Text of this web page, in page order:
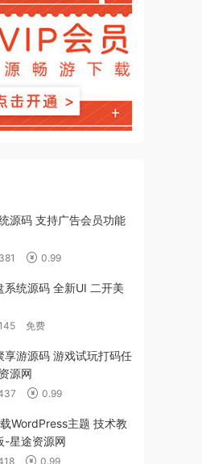
源码 支持广告会员功能
381 0.99
系统源码 全新UI 二开美
免费
享游源码 游戏试玩打码任
源网
0.99
WordPress主题 技术教
-星途资源网
0.99